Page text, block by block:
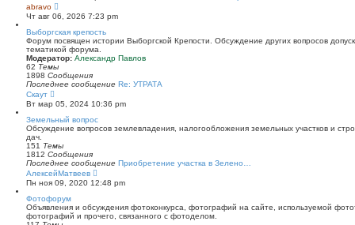
с
л
е
д
н
е
м
у
с
б
е
н
ю
abravo
е
р
е
й
т
и
к
п
о
л
е
д
н
м
у
с
о
о
б
е
н
и
Чт авг 06, 2026 7:23 pm
Выборгская крепость
Форум посвящен истории Выборгской Крепости. Обсуждение других вопросов
тематикой форума.
Модератор: Александр Павлов
62 Темы
1898 Сообщения
Последнее сообщение Re: УТРАТА
Скаут
е
р
е
й
т
и
к
п
о
с
л
е
д
н
е
Вт мар 05, 2024 10:36 pm
Земельный вопрос
Обсуждение вопросов землевладения, налогообложения земельных участков и
дач.
151 Темы
1812 Сообщения
Последнее сообщение Приобретение участка в Зелено…
АлексейМатвеев
е
р
й
т
Пн ноя 09, 2020 12:48 pm
Фотофорум
Объявления и обсуждения фотоконкурса, фотографий на сайте, используемой
фотографий и прочего, связанного с фотоделом.